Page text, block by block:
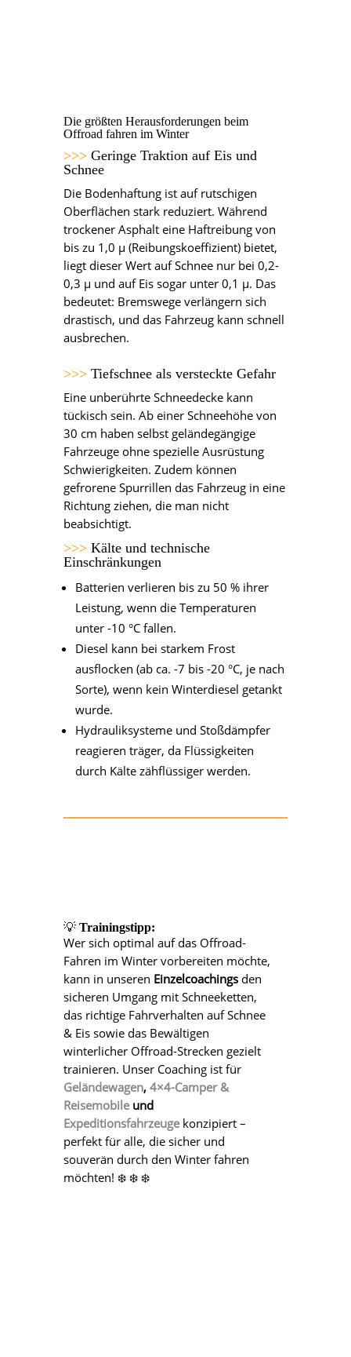
Die größten Herausforderungen beim
Offroad fahren im Winter
>>>Geringe Traktion auf Eis und
Schnee
Die Bodenhaftung ist auf rutschigen
Oberflächen stark reduziert. Während
trockener Asphalt eine Haftreibung von
bis zu 1,0 µ (Reibungskoeffizient) bietet,
liegt dieser Wert auf Schnee nur bei 0,2-
0,3 µ und auf Eis sogar unter 0,1 µ. Das
bedeutet: Bremswege verlängern sich
drastisch, und das Fahrzeug kann schnell
ausbrechen.
>>> Tiefschnee als versteckte Gefahr
Eine unberührte Schneedecke kann
tückisch sein. Ab einer Schneehöhe von
30 cm haben selbst geländegängige
Fahrzeuge ohne spezielle Ausrüstung
Schwierigkeiten. Zudem können
gefrorene Spurrillen das Fahrzeug in eine
Richtung ziehen, die man nicht
beabsichtigt.
>>> Kälte und technische
Einschränkungen
Batterien verlieren bis zu 50 % ihrer
Leistung, wenn die Temperaturen
unter -10 °C fallen.
Diesel kann bei starkem Frost
ausflocken (ab ca. -7 bis -20 °C, je nach
Sorte), wenn kein Winterdiesel getankt
wurde.
Hydrauliksysteme und Stoßdämpfer
reagieren träger, da Flüssigkeiten
durch Kälte zähflüssiger werden.
💡 Trainingstipp:
Wer sich optimal auf das Offroad-
Fahren im Winter vorbereiten möchte,
kann in unseren Einzelcoachingsden
sicheren Umgang mit Schneeketten,
das richtige Fahrverhalten auf Schnee
& Eis sowie das Bewältigen
winterlicher Offroad-Strecken gezielt
trainieren. Unser Coaching ist für
Geländewagen, 4×4-Camper &
Reisemobileund
Expeditionsfahrzeugekonzipiert –
perfekt für alle, die sicher und
souverän durch den Winter fahren
möchten! ❄️ ❄️ ❄️